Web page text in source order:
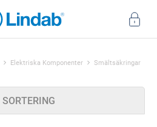
Elektriska Komponenter Smältsäkringar
SORTERING